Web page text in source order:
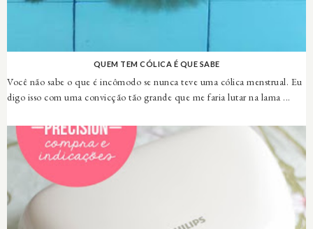
QUEM TEM CÓLICA É QUE SABE
Você não sabe o que é incômodo se nunca teve uma cólica menstrual. Eu
digo isso com uma convicção tão grande que me faria lutar na lama ...